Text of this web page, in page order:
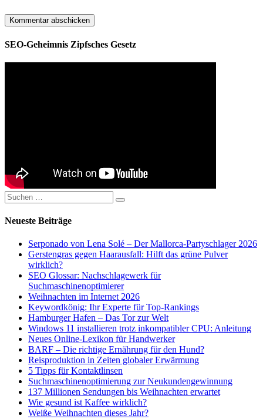
SEO-Geheimnis Zipfsches Gesetz
Suchen
nach:
Suchen
Neueste Beiträge
Serponado von Lena Solé – Der Mallorca-Partyschlager 2026
Gerstengras gegen Haarausfall: Hilft das grüne Pulver
wirklich?
SEO Glossar: Nachschlagewerk für
Suchmaschinenoptimierer
Weihnachten im Internet 2026
Keywordkönig: Ihr Experte für Top-Rankings
Hamburger Hafen – Das Tor zur Welt
Windows 11 installieren trotz inkompatibler CPU: Anleitung
Neues Online-Lexikon für Handwerker
BARF – Die richtige Ernährung für den Hund?
Reisproduktion in Zeiten globaler Erwärmung
5 Tipps für Kontaktlinsen
Suchmaschinenoptimierung zur Neukundengewinnung
137 Millionen Sendungen bis Weihnachten erwartet
Wie gesund ist Kaffee wirklich?
Weiße Weihnachten dieses Jahr?